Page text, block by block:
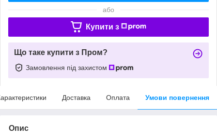
або
Купити з
Що таке купити з Пром?
Замовлення під захистом
Доставка Оплата Умови повернення
Опис